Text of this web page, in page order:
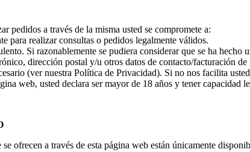
pedidos a través de la misma usted se compromete a:
para realizar consultas o pedidos legalmente válidos.
Si razonablemente se pudiera considerar que se ha hecho
dirección postal y/u otros datos de contacto/facturación
(ver nuestra Política de Privacidad). Si no nos facilita
web, usted declara ser mayor de 18 años y tener capacidad
ofrecen a través de esta página web están únicamente